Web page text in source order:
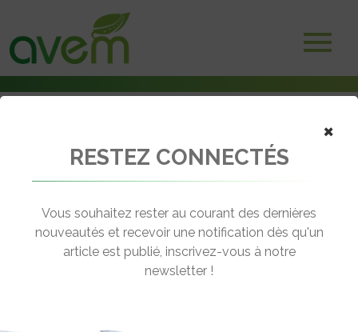
Bonnes nouvelles pour les avions électriques à pile hydrogène
← Revenir aux actualités
×
RESTEZ CONNECTÉS
Vous souhaitez rester au courant des dernières
nouveautés et recevoir une notification dès qu'un
article est publié, inscrivez-vous à notre
newsletter !